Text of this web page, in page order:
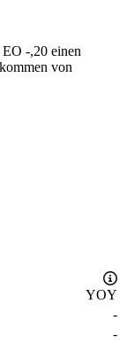
-,20 einen
von
YOY
-
-